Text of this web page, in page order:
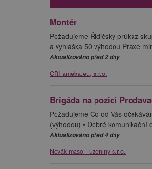
Montér
Požadujeme Řidičský průkaz
a vyhláška 50 výhodou Praxe
Aktualizováno před 2 dny
CRI ameba.eu, s.r.o.
Brigáda na pozici
Požadujeme Co od Vás
(výhodou) • Dobré komunikační
Aktualizováno před 4 dny
Novák maso - uzeniny s.r.o.